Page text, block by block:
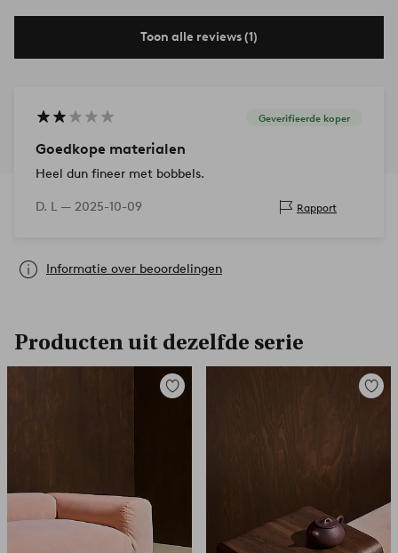
Toon alle reviews (1)
Geverifieerde koper
Goedkope materialen
Heel dun fineer met bobbels.
D. L — 2025-10-09 Rapport
Informatie over beoordelingen
Producten uit dezelfde serie
Toevoegen